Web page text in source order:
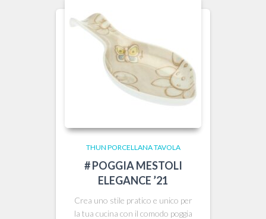
THUN PORCELLANA TAVOLA
# POGGIA MESTOLI
ELEGANCE ’21
Crea uno stile pratico e unico per
la tua cucina con il comodo poggia